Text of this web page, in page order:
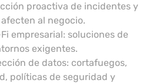
proactiva de incidentes y
al negocio.
empresarial: soluciones de
exigentes.
de datos: cortafuegos,
políticas de seguridad y